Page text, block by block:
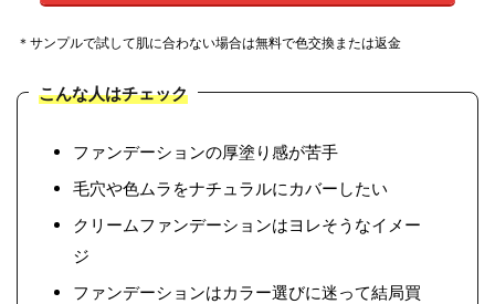
＊サンプルで試して肌に合わない場合は無料で色交換または返金
こんな人はチェック
ファンデーションの厚塗り感が苦手
毛穴や色ムラをナチュラルにカバーしたい
クリームファンデーションはヨレそうなイメー
ジ
ファンデーションはカラー選びに迷って結局買